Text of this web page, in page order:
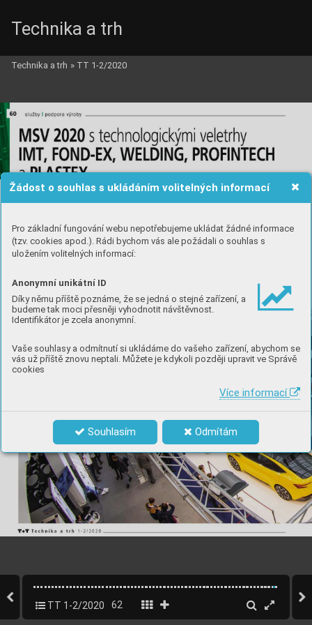
Žádost o souhlas s ukládáním volitelných informací
Pro základní fungování webu nepotřebujeme ukládat žádné informace
(tzv. cookies apod.). Rádi bychom vás ale požádali o souhlas s
uložením volitelných informací:
Anonymní unikátní ID
Díky němu příště poznáme, že se jedná o stejné zařízení, a
budeme tak moci přesněji vyhodnotit návštěvnost.
Identifikátor je zcela anonymní.
Vaše souhlasy a odmítnutí si ukládáme do vašeho zařízení, abychom se
vás už příště znovu neptali. Můžete je kdykoli později upravit ve Správě
cookies
Více informací
Souhlasím Odmítám
Technika a trh
Technika a trh » TT 1-2/2020
TT 1-2/2020 62